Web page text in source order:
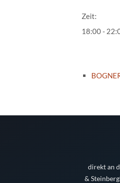
Zeit:
18:00 -
direkt an
&